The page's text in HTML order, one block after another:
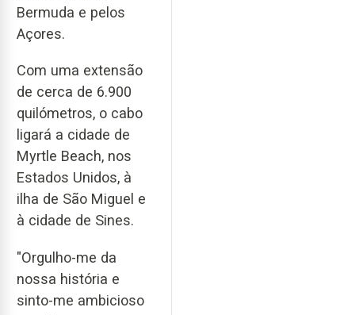
Bermuda e pelos
Açores.
Com uma extensão
de cerca de 6.900
quilómetros, o cabo
ligará a cidade de
Myrtle Beach, nos
Estados Unidos, à
ilha de São Miguel e
à cidade de Sines.
"Orgulho-me da
nossa história e
sinto-me ambicioso